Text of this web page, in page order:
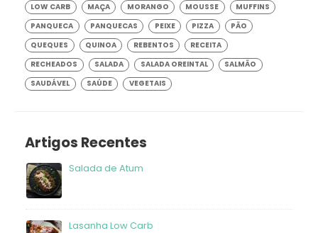
LOW CARB
MAÇA MORANGO MOUSSE
MUFFINS
PANQUECA
PANQUECAS PEIXE PIZZA
PÃO
QUEQUES
QUINOA REBENTOS
RECEITA
RECHEADOS
SALADA SALADA OREINTAL
SALMÃO
SAUDÁVEL
SAÚDE VEGETAIS
Artigos Recentes
Salada de Atum
Lasanha Low Carb